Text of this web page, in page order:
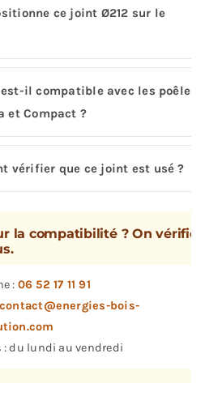
ce joint Ø212 sur le
il compatible avec les poêles
et Compact ?
vérifier que ce joint est usé ?
la compatibilité ? On vérifie
: 06 52 17 11 91
contact@energies-bois-
: du lundi au vendredi